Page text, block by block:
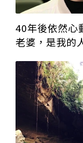
40年後依然心
老婆，是我的